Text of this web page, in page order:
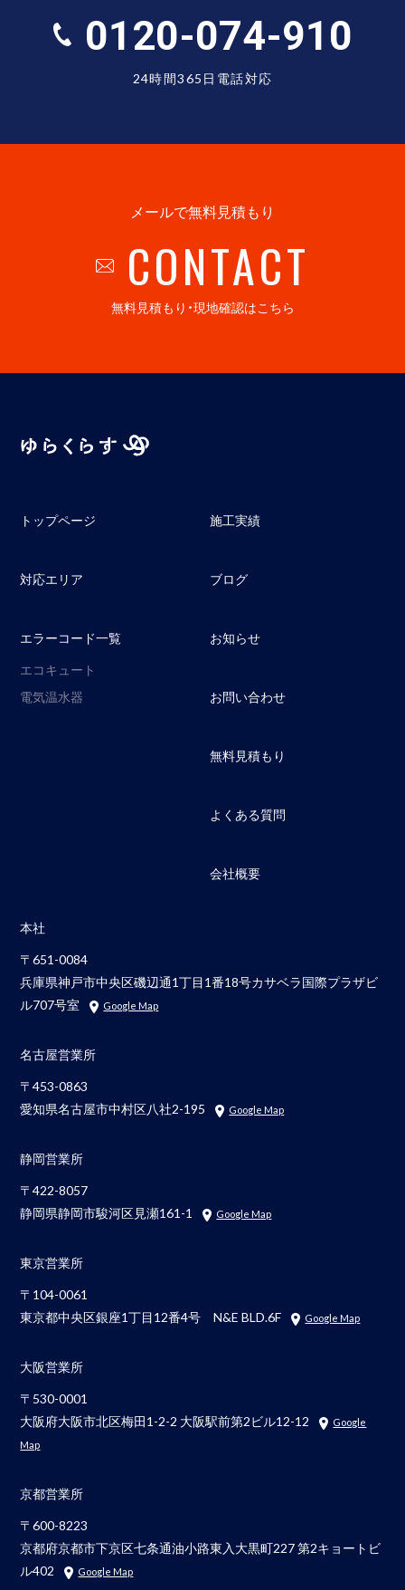
0120-074-910
24時間365日電話対応
メールで無料見積もり
CONTACT
無料見積もり・現地確認はこちら
トップページ
対応エリア
エラーコード一覧
エコキュート
電気温水器
施工実績
ブログ
お知らせ
お問い合わせ
無料見積もり
よくある質問
会社概要
本社
〒651-0084
兵庫県神戸市中央区磯辺通1丁目1番18号カサベラ国際プラザビ
ル707号室
Google Map
名古屋営業所
〒453-0863
愛知県名古屋市中村区八社2-195
Google Map
静岡営業所
〒422-8057
静岡県静岡市駿河区見瀬161-1
Google Map
東京営業所
〒104-0061
東京都中央区銀座1丁目12番4号 N&E BLD.6F
Google Map
大阪営業所
〒530-0001
大阪府大阪市北区梅田1-2-2 大阪駅前第2ビル12-12
Google
Map
京都営業所
〒600-8223
京都府京都市下京区七条通油小路東入大黒町227 第2キョートビ
ル402
Google Map